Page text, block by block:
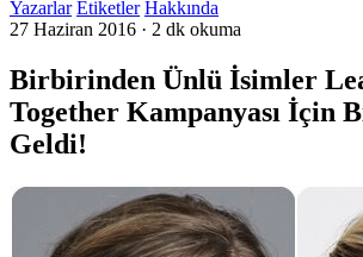
Yazarlar Etiketler Hakkında
27 Haziran 2016 · 2 dk okuma
Birbirinden Ünlü İsimler
Together Kampanyası İçin
Geldi!